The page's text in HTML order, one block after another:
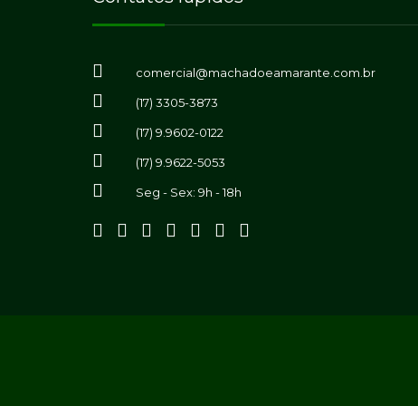
comercial@machadoeamarante.com.br
(17) 3305-3873
(17) 9.9602-0122
(17) 9.9622-5053
Seg - Sex: 9h - 18h